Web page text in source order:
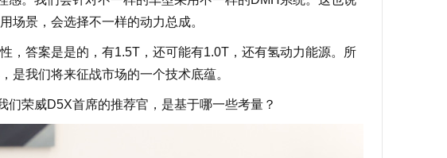
场景，会选择不一样的动力总成。
答案是是的，有1.5T，还可能有1.0T，还有氢动力能源。所
是我们将来征战市场的一个技术底蕴。
荣威D5X首席的推荐官，是基于哪一些考量？